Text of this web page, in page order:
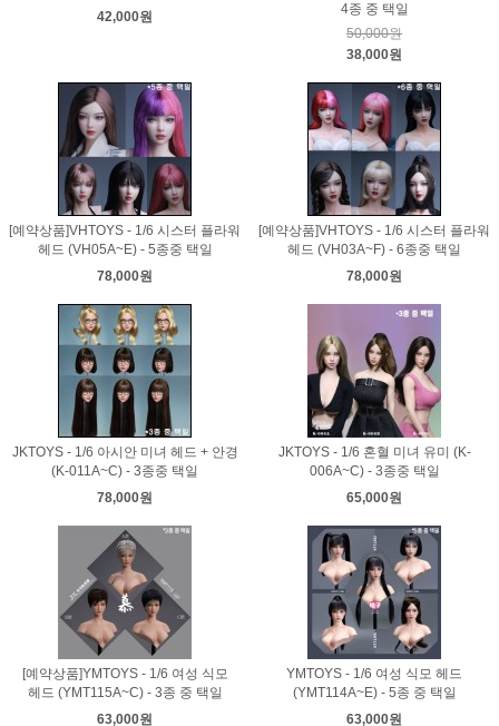
42,000원
4종 중 택일
50,000원
38,000원
[예약상품]VHTOYS - 1/6 시스터 플라워
헤드 (VH05A~E) - 5종중 택일
78,000원
[예약상품]VHTOYS - 1/6 시스터 플라워
헤드 (VH03A~F) - 6종중 택일
78,000원
JKTOYS - 1/6 아시안 미녀 헤드 + 안경
(K-011A~C) - 3종중 택일
78,000원
JKTOYS - 1/6 혼혈 미녀 유미 (K-
006A~C) - 3종중 택일
65,000원
[예약상품]YMTOYS - 1/6 여성 식모
헤드 (YMT115A~C) - 3종 중 택일
63,000원
YMTOYS - 1/6 여성 식모 헤드
(YMT114A~E) - 5종 중 택일
63,000원